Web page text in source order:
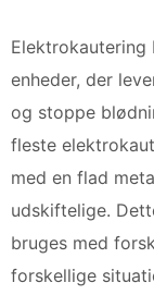
enheder, der
og stoppe
fleste
med en flad
udskiftelige.
bruges med
forskellige